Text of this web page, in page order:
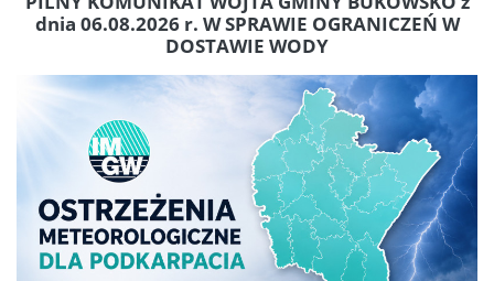
dnia 06.08.2026 r. W SPRAWIE OGRANICZEŃ W
DOSTAWIE WODY